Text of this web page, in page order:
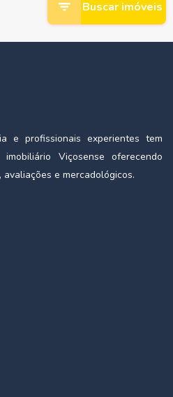
Buscar imóveis
e profissionais experientes tem
Viçosense oferecendo
e mercadológicos.